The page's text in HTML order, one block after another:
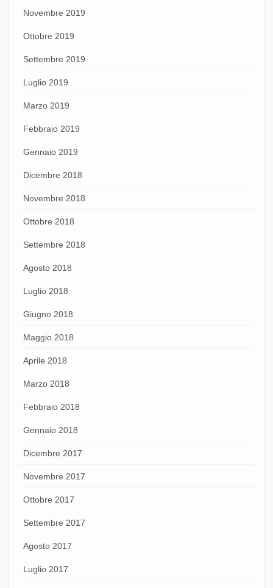
Novembre 2019
Ottobre 2019
Settembre 2019
Luglio 2019
Marzo 2019
Febbraio 2019
Gennaio 2019
Dicembre 2018
Novembre 2018
Ottobre 2018
Settembre 2018
Agosto 2018
Luglio 2018
Giugno 2018
Maggio 2018
Aprile 2018
Marzo 2018
Febbraio 2018
Gennaio 2018
Dicembre 2017
Novembre 2017
Ottobre 2017
Settembre 2017
Agosto 2017
Luglio 2017